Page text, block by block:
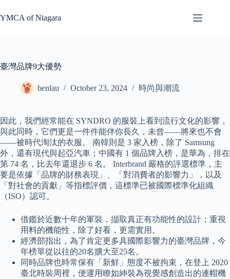
to
content
YMCA of Niagara
臺灣品牌9大優勢
benlau October 23, 2024 時尚與潮流
因此，我們經常能在 SYNDRO 的服裝上看到流行文化的影響，
與此同時，它們更是一件件能伴你長久，未曾——將來也不會
——被時代淘汰的衣服。 南韓則是 3 家入榜，除了 Samsung
外，還有現代與起亞汽車；中國有 1 個品牌入榜，是華為，排在
第 74 名，比去年還退步 6 名。 Interbrand 嚴格的評選標準，主
要是依據「品牌的財務表現」、「對消費者的影響力」，以及
「對社會的貢獻」等指標評價，這標準已被國際標準化組織
（ISO）認可。
借鑑於近數十年的軍裝，擷取真正有功能性的設計；重視
用料的機能性，除了好看，更需實用。
經濟部指出，為了肯定更多具國際影響力的臺灣品牌，今
年榜單從以往的20名擴大至25名。
同時品牌也時常保有「新鮮」態度不被拘束，在登上 2020
臺北時裝周裡，便運用瞭如紳裝為視覺感創造出的連帽機